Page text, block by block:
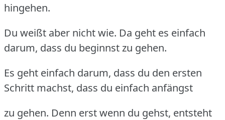
hingehen.
Du weißt aber nicht wie. Da geht es einfach
darum, dass du beginnst zu gehen.
Es geht einfach darum, dass du den ersten
Schritt machst, dass du einfach anfängst
zu gehen. Denn erst wenn du gehst, entsteht